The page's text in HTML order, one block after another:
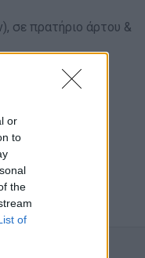
or
to
the
of
σε πρατήριο άρτου &